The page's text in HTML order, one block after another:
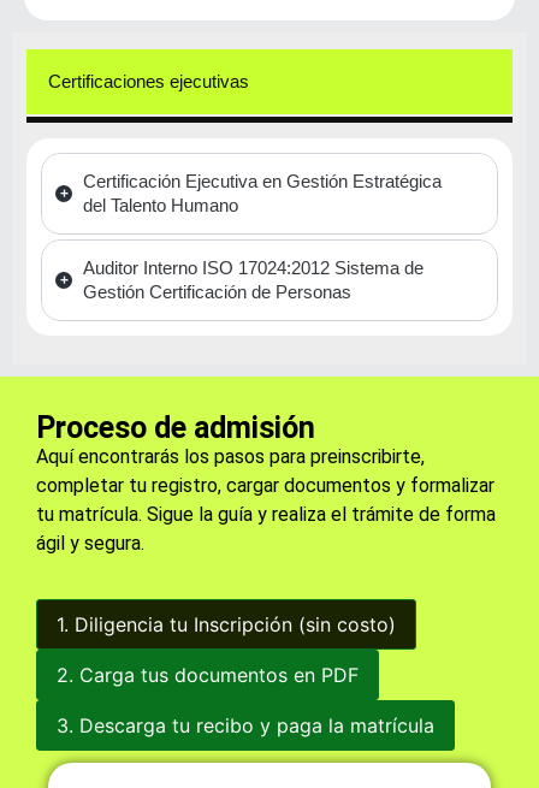
Certificaciones ejecutivas
Certificación Ejecutiva en Gestión Estratégica
del Talento Humano
Auditor Interno ISO 17024:2012 Sistema de
Gestión Certificación de Personas
Proceso de admisión
Aquí encontrarás los pasos para preinscribirte,
completar tu registro, cargar documentos y formalizar
tu matrícula. Sigue la guía y realiza el trámite de forma
ágil y segura.
1. Diligencia tu Inscripción (sin costo)
2. Carga tus documentos en PDF
3. Descarga tu recibo y paga la matrícula